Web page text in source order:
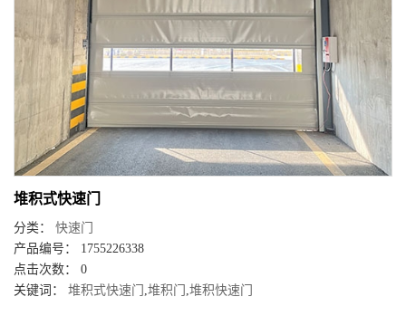
堆积式快速门
分类： 快速门
产品编号： 1755226338
点击次数： 0
关键词： 堆积式快速门 堆积门 堆积快速门